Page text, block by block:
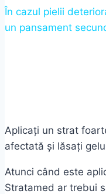
În cazul pielii
un pansament
Aplicați un strat
afectată și lăsați
Atunci când este
Stratamed ar trebui